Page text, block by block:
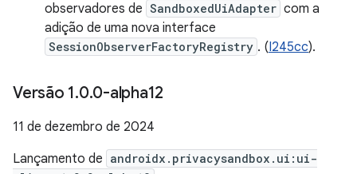
observadores de SandboxedUiAdapter com a
adição de uma nova interface
SessionObserverFactoryRegistry . (I245cc).
Versão 1.0.0-alpha12
11 de dezembro de 2024
Lançamento de androidx.privacysandbox.ui:ui-